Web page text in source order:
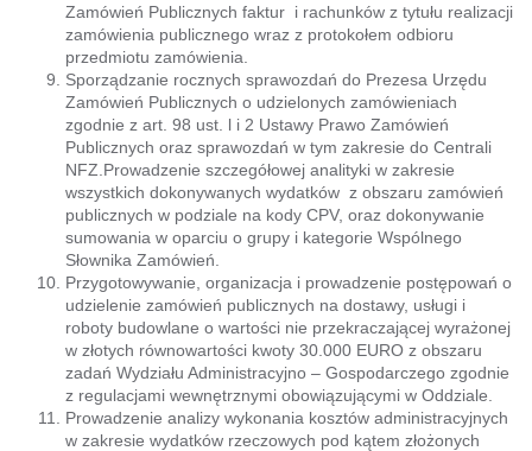
Zamówień Publicznych faktur i rachunków z tytułu realizacji
zamówienia publicznego wraz z protokołem odbioru
przedmiotu zamówienia.
Sporządzanie rocznych sprawozdań do Prezesa Urzędu
Zamówień Publicznych o udzielonych zamówieniach
zgodnie z art. 98 ust. l i 2 Ustawy Prawo Zamówień
Publicznych oraz sprawozdań w tym zakresie do Centrali
NFZ.Prowadzenie szczegółowej analityki w zakresie
wszystkich dokonywanych wydatków z obszaru zamówień
publicznych w podziale na kody CPV, oraz dokonywanie
sumowania w oparciu o grupy i kategorie Wspólnego
Słownika Zamówień.
Przygotowywanie, organizacja i prowadzenie postępowań o
udzielenie zamówień publicznych na dostawy, usługi i
roboty budowlane o wartości nie przekraczającej wyrażonej
w złotych równowartości kwoty 30.000 EURO z obszaru
zadań Wydziału Administracyjno – Gospodarczego zgodnie
z regulacjami wewnętrznymi obowiązującymi w Oddziale.
Prowadzenie analizy wykonania kosztów administracyjnych
w zakresie wydatków rzeczowych pod kątem złożonych